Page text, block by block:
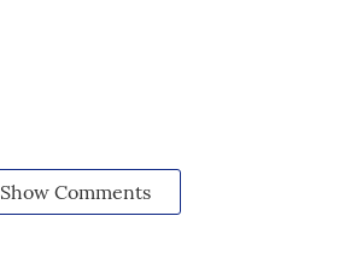
Show Comments